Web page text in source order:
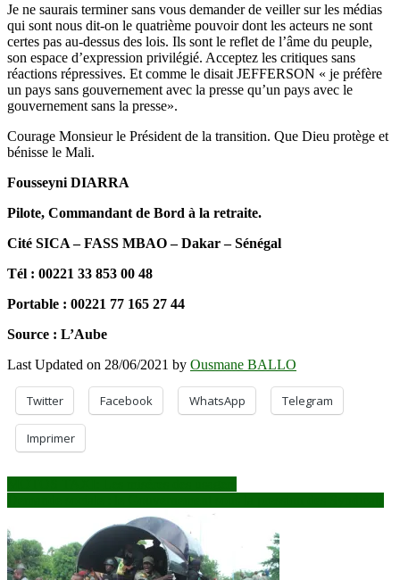
Je ne saurais terminer sans vous demander de veiller sur les médias
qui sont nous dit-on le quatrième pouvoir dont les acteurs ne sont
certes pas au-dessus des lois. Ils sont le reflet de l’âme du peuple,
son espace d’expression privilégié. Acceptez les critiques sans
réactions répressives. Et comme le disait JEFFERSON « je préfère
un pays sans gouvernement avec la presse qu’un pays avec le
gouvernement sans la presse».
Courage Monsieur le Président de la transition. Que Dieu protège et
bénisse le Mali.
Fousseyni DIARRA
Pilote, Commandant de Bord à la retraite.
Cité SICA – FASS MBAO – Dakar – Sénégal
Tél : 00221 33 853 00 48
Portable : 00221 77 165 27 44
Source : L’Aube
Last Updated on 28/06/2021 by Ousmane BALLO
Twitter Facebook WhatsApp Telegram
Imprimer
Navigation
de
l’article